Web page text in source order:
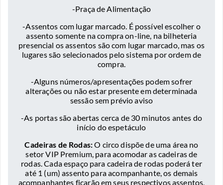
-Praça de Alimentação
-Assentos com lugar marcado. É possível escolher o
assento somente na compra on-line, na bilheteria
presencial os assentos são com lugar marcado, mas os
lugares são selecionados pelo sistema por ordem de
compra.
-Alguns números/apresentações podem sofrer
alterações ou não estar presente em determinada
sessão sem prévio aviso
-As portas são abertas cerca de 30 minutos antes do
início do espetáculo
Cadeiras de Rodas:O circo dispõe de uma área no
setor VIP Premium, para acomodar as cadeiras de
rodas. Cada espaço para cadeira de rodas poderá ter
até 1 (um) assento para acompanhante, os demais
acompanhantes ficarão em seus respectivos assentos,